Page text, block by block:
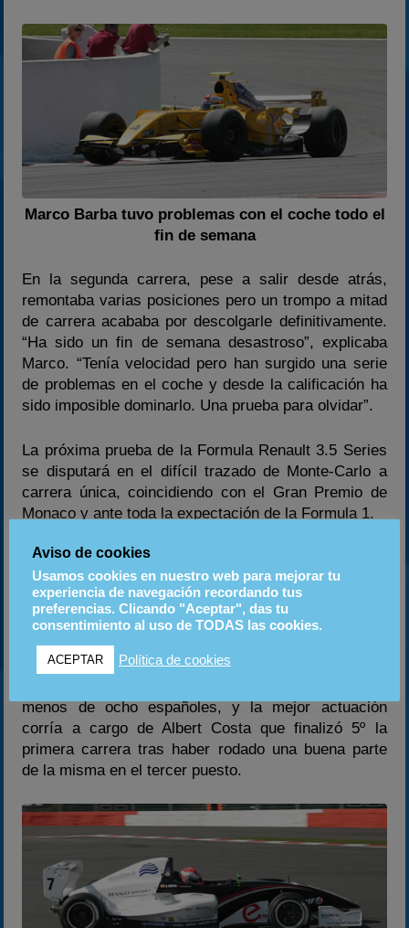
Marco Barba tuvo problemas con el coche todo el
fin de semana
En la segunda carrera, pese a salir desde atrás,
remontaba varias posiciones pero un trompo a mitad
de carrera acababa por descolgarle definitivamente.
“Ha sido un fin de semana desastroso”, explicaba
Marco. “Tenía velocidad pero han surgido una serie
de problemas en el coche y desde la calificación ha
sido imposible dominarlo. Una prueba para olvidar”.
La próxima prueba de la Formula Renault 3.5 Series
se disputará en el difícil trazado de Monte-Carlo a
carrera única, coincidiendo con el Gran Premio de
Monaco y ante toda la expectación de la Formula 1.
COMIENZA LA EUROCUP 2.0 CON 48
MONOPLAZAS EN PISTA
La Eurocup Formula Renault 2.0 dio comienzo en
Spa-Francorchamps con la participación de 48
pilotos, los cuales disputaron todos juntos las dos
menos de ocho españoles, y la mejor actuación
corría a cargo de Albert Costa que finalizó 5º la
primera carrera tras haber rodado una buena parte
de la misma en el tercer puesto.
Aviso de cookies
Usamos cookies en nuestro web para mejorar tu
experiencia de navegación recordando tus
preferencias. Clicando "Aceptar", das tu
consentimiento al uso de TODAS las cookies.
ACEPTAR Política de cookies